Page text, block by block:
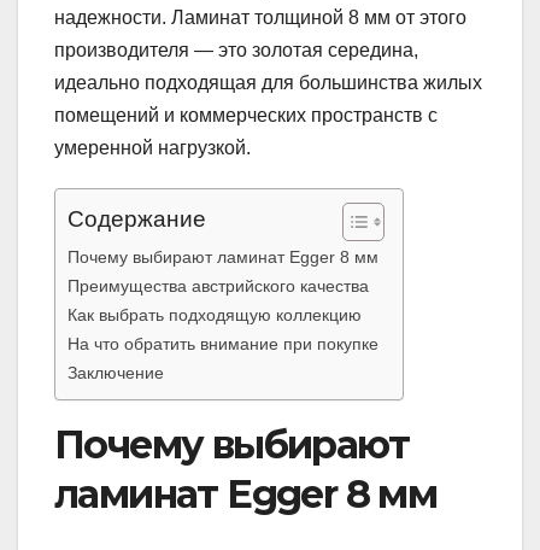
надежности. Ламинат толщиной 8 мм от этого
производителя — это золотая середина,
идеально подходящая для большинства жилых
помещений и коммерческих пространств с
умеренной нагрузкой.
Содержание
Почему выбирают ламинат Egger 8 мм
Преимущества австрийского качества
Как выбрать подходящую коллекцию
На что обратить внимание при покупке
Заключение
Почему выбирают
ламинат Egger 8 мм